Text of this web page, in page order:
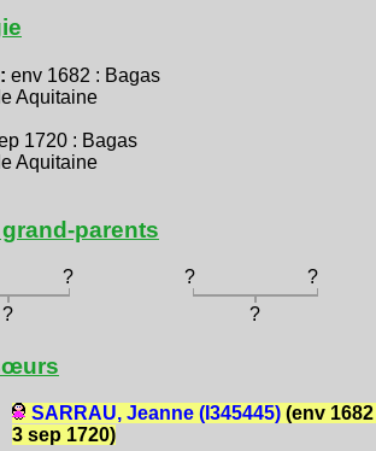
env 1682 : Bagas
Aquitaine
1720 : Bagas
Aquitaine
parents
? ?
?
?
?
SARRAU, Jeanne (I345445)(env 1682
3 sep 1720)